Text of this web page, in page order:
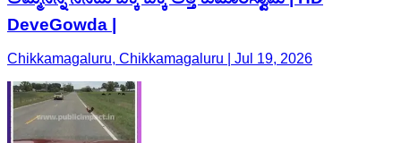
DeveGowda |
Chikkamagaluru, Chikkamagaluru | Jul 19, 2026